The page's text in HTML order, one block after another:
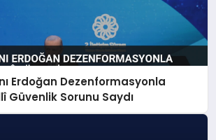
Erdoğan Dezenformasyonla
Güvenlik Sorunu Saydı